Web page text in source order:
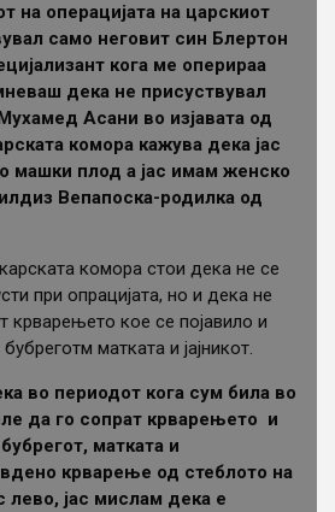
на операцијата на царскиот
само неговит син Блертон
кога ме оперираа
дека не присуствувал
Асани во изјавата од
комора кажува дека јас
машки плод а јас имам женско
Вепапоска-родилка од
комора стои дека не се
при опрацијата, но и дека не
крварењето кое се појавило и
матката и јајникот.
во периодот кога сум била во
да го сопрат крварењето и
матката и
крварење од стеблото на
лево, јас мислам дека е